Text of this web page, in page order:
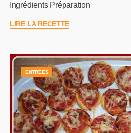
Ingrédients Préparation
LIRE LA RECETTE
ENTRÉES